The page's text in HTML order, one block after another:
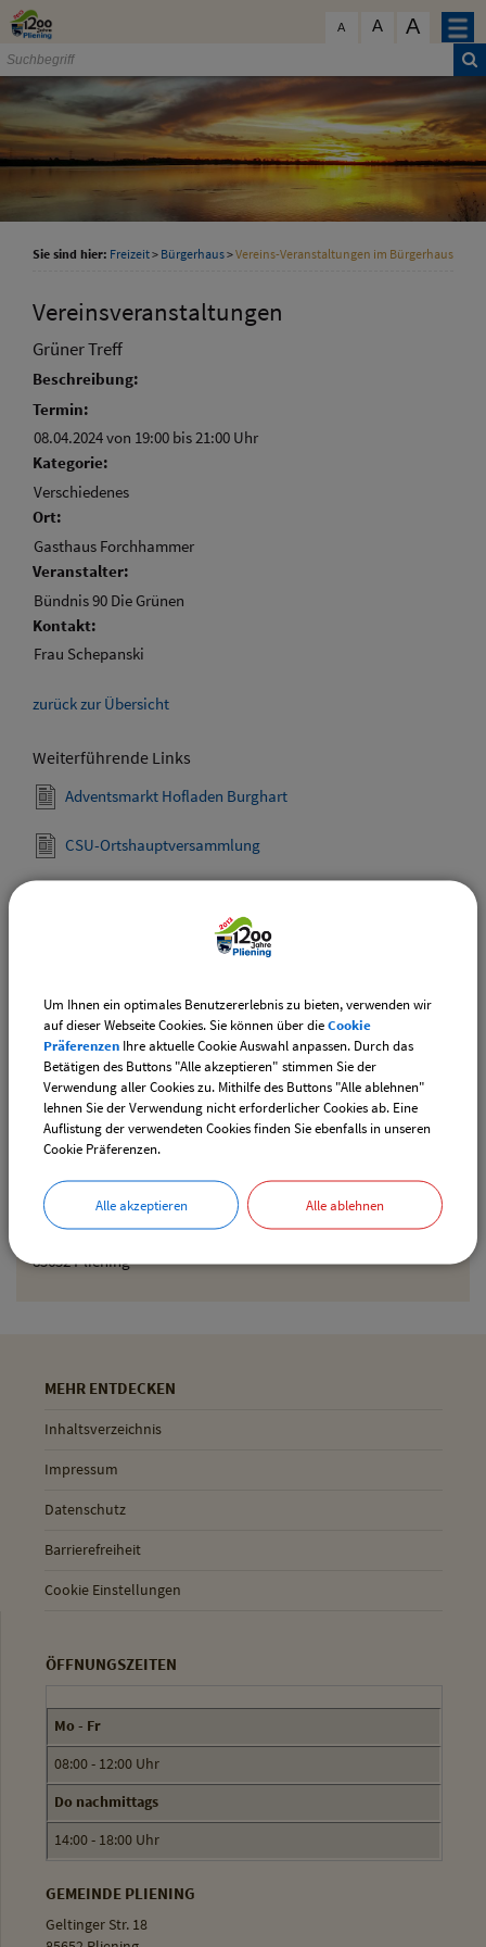
Zum Inhalt
A A A
Gemeinde Pliening
Geltinger Str. 18
85652 Pliening
Sie sind hier: Freizeit> Bürgerhaus>Vereins-Veranstaltungen im Bürgerhaus
Vereinsveranstaltungen
Grüner Treff
Beschreibung:
Termin:
08.04.2024 von 19:00 bis 21:00 Uhr
Kategorie:
Verschiedenes
Ort:
Gasthaus Forchhammer
Veranstalter:
Bündnis 90 Die Grünen
Kontakt:
Frau Schepanski
zurück zur Übersicht
Weiterführende Links
Adventsmarkt Hofladen Burghart
CSU-Ortshauptversammlung
Den gewählten Termin als VCS-Kalenderdatei
Den gewählten Termin als iCal-Kalenderdatei
downloaden
Drucken
MEHR ENTDECKEN
Inhaltsverzeichnis
Impressum
Datenschutz
Barrierefreiheit
Cookie Einstellungen
ÖFFNUNGSZEITEN
Mo - Fr
08:00 - 12:00 Uhr
Do nachmittags
14:00 - 18:00 Uhr
GEMEINDE PLIENING
Geltinger Str. 18
Um Ihnen ein optimales Benutzererlebnis zu bieten, verwenden wir
auf dieser Webseite Cookies. Sie können über dieCookie
Präferenzen Ihre aktuelle Cookie Auswahl anpassen. Durch das
Betätigen des Buttons "Alle akzeptieren" stimmen Sie der
Verwendung aller Cookies zu. Mithilfe des Buttons "Alle ablehnen"
lehnen Sie der Verwendung nicht erforderlicher Cookies ab. Eine
Auflistung der verwendeten Cookies finden Sie ebenfalls in unseren
Cookie Präferenzen.
Alle akzeptieren Alle ablehnen
schließen